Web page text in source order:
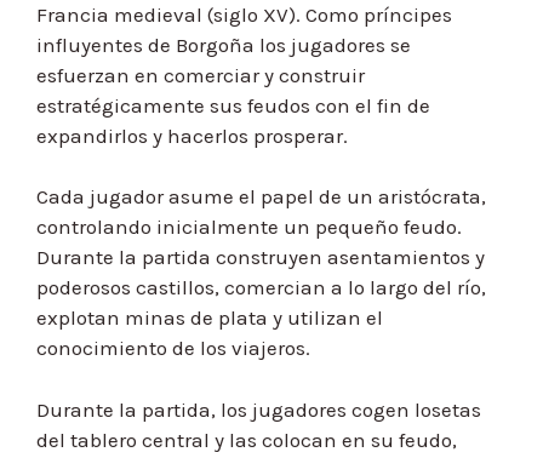
Francia medieval (siglo XV). Como príncipes
influyentes de Borgoña los jugadores se
esfuerzan en comerciar y construir
estratégicamente sus feudos con el fin de
expandirlos y hacerlos prosperar.
Cada jugador asume el papel de un aristócrata,
controlando inicialmente un pequeño feudo.
Durante la partida construyen asentamientos y
poderosos castillos, comercian a lo largo del río,
explotan minas de plata y utilizan el
conocimiento de los viajeros.
Durante la partida, los jugadores cogen losetas
del tablero central y las colocan en su feudo,